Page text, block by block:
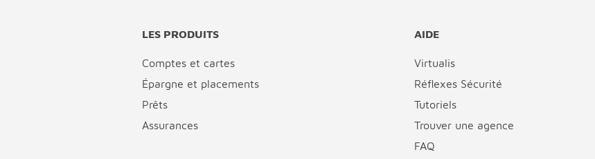
LES PRODUITS
Comptes et cartes
Épargne et placements
Prêts
Assurances
AIDE
Virtualis
Réflexes Sécurité
Tutoriels
Trouver une agence
FAQ